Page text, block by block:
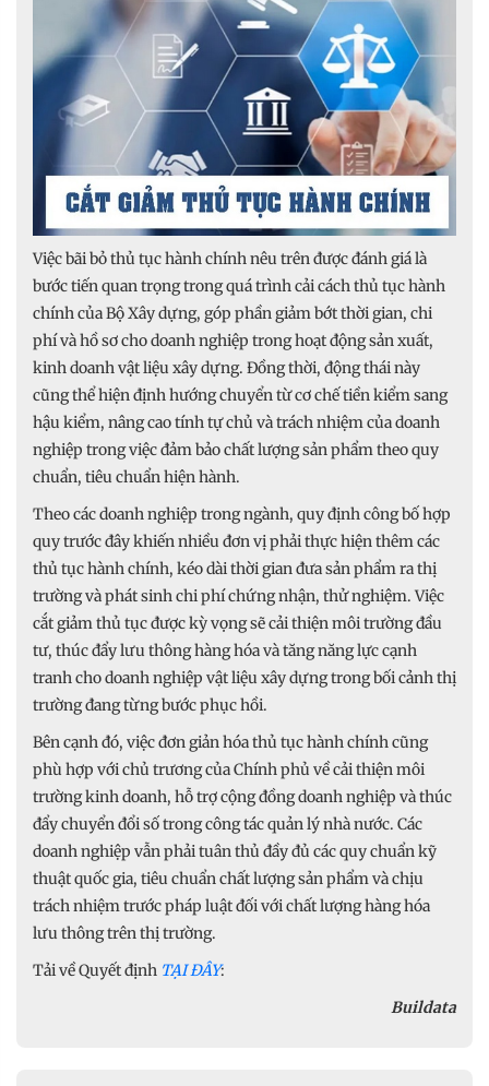
Việc bãi bỏ thủ tục hành chính nêu trên được đánh giá là
bước tiến quan trọng trong quá trình cải cách thủ tục hành
chính của Bộ Xây dựng, góp phần giảm bớt thời gian, chi
phí và hồ sơ cho doanh nghiệp trong hoạt động sản xuất,
kinh doanh vật liệu xây dựng. Đồng thời, động thái này
cũng thể hiện định hướng chuyển từ cơ chế tiền kiểm sang
hậu kiểm, nâng cao tính tự chủ và trách nhiệm của doanh
nghiệp trong việc đảm bảo chất lượng sản phẩm theo quy
chuẩn, tiêu chuẩn hiện hành.
Theo các doanh nghiệp trong ngành, quy định công bố hợp
quy trước đây khiến nhiều đơn vị phải thực hiện thêm các
thủ tục hành chính, kéo dài thời gian đưa sản phẩm ra thị
trường và phát sinh chi phí chứng nhận, thử nghiệm. Việc
cắt giảm thủ tục được kỳ vọng sẽ cải thiện môi trường đầu
tư, thúc đẩy lưu thông hàng hóa và tăng năng lực cạnh
tranh cho doanh nghiệp vật liệu xây dựng trong bối cảnh thị
trường đang từng bước phục hồi.
Bên cạnh đó, việc đơn giản hóa thủ tục hành chính cũng
phù hợp với chủ trương của Chính phủ về cải thiện môi
trường kinh doanh, hỗ trợ cộng đồng doanh nghiệp và thúc
đẩy chuyển đổi số trong công tác quản lý nhà nước. Các
doanh nghiệp vẫn phải tuân thủ đầy đủ các quy chuẩn kỹ
thuật quốc gia, tiêu chuẩn chất lượng sản phẩm và chịu
trách nhiệm trước pháp luật đối với chất lượng hàng hóa
lưu thông trên thị trường.
Tải về Quyết định TẠI ĐÂY:
Buildata